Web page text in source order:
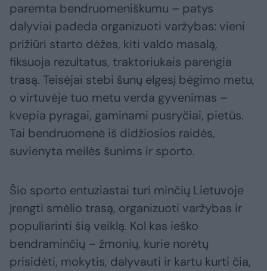
paremta bendruomeniškumu – patys
dalyviai padeda organizuoti varžybas: vieni
prižiūri starto dėžes, kiti valdo masalą,
fiksuoja rezultatus, traktoriukais parengia
trasą. Teisėjai stebi šunų elgesį bėgimo metu,
o virtuvėje tuo metu verda gyvenimas –
kvepia pyragai, gaminami pusryčiai, pietūs.
Tai bendruomenė iš didžiosios raidės,
suvienyta meilės šunims ir sporto.
Šio sporto entuziastai turi minčių Lietuvoje
įrengti smėlio trasą, organizuoti varžybas ir
populiarinti šią veiklą. Kol kas ieško
bendraminčių – žmonių, kurie norėtų
prisidėti, mokytis, dalyvauti ir kartu kurti čia,